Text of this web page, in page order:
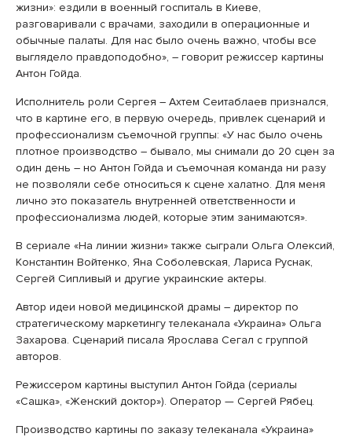
жизни»: ездили в военный госпиталь в Киеве,
разговаривали с врачами, заходили в операционные и
обычные палаты. Для нас было очень важно, чтобы все
выглядело правдоподобно», ­– говорит режиссер картины
Антон Гойда.
Исполнитель роли Сергея ­– Ахтем Сеитаблаев признался,
что в картине его, в первую очередь, привлек сценарий и
профессионализм съемочной группы: «У нас было очень
плотное производство – бывало, мы снимали до 20 сцен за
один день – но Антон Гойда и съемочная команда ни разу
не позволяли себе относиться к сцене халатно. Для меня
лично это показатель внутренней ответственности и
профессионализма людей, которые этим занимаются».
В сериале «На линии жизни» также сыграли Ольга Олексий,
Константин Войтенко, Яна Соболевская, Лариса Руснак,
Сергей Сипливый и другие украинские актеры.
Автор идеи новой медицинской драмы – директор по
стратегическому маркетингу телеканала «Украина» Ольга
Захарова. Сценарий писала Ярослава Сегал с группой
авторов.
Режиссером картины выступил Антон Гойда (сериалы
«Сашка», «Женский доктор»). Оператор — Сергей Рябец.
Производство картины по заказу телеканала «Украина»